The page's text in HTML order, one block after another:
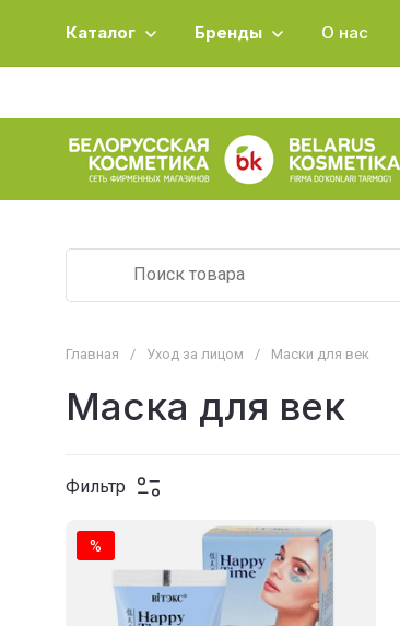
Каталог Бренды О нас
Главная / Уход за лицом / Маски для век
Маска для век
Фильтр
%